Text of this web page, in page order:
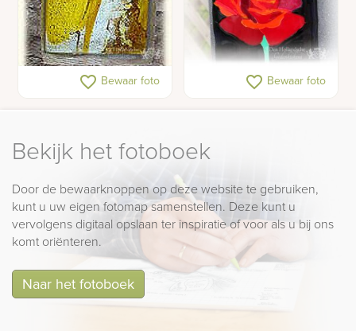
798-pop.png
favorite_border Bewaar foto 19-pop PNG.png
favorite_border Bewaar foto
Bekijk het fotoboek
Door de bewaarknoppen op deze website te gebruiken,
kunt u uw eigen fotomap samenstellen. Deze kunt u
vervolgens digitaal opslaan ter inspiratie of voor als u bij ons
komt oriënteren.
Naar het fotoboek